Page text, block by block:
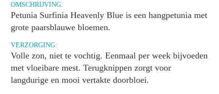
OMSCHRIJVING:
Petunia Surfinia Heavenly Blue is een hangpetunia met
grote paarsblauwe bloemen.
VERZORGING:
Volle zon, niet te vochtig. Eenmaal per week bijvoeden
met vloeibare mest. Terugknippen zorgt voor
langdurige en mooi vertakte doorbloei.